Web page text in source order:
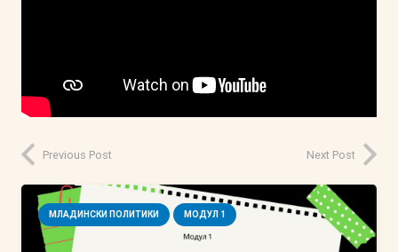
Previous Post Next Post
МЛАДИНСКИ ПОЛИТИКИ МОДУЛ 1